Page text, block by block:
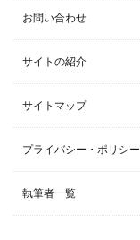
お問い合わせ
サイトの紹介
サイトマップ
プライバシー・ポリシー
執筆者一覧